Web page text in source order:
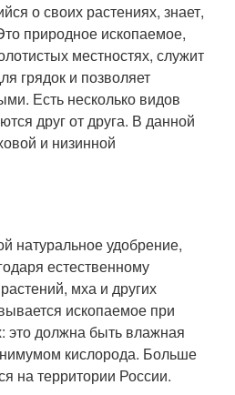
о своих растениях, знает,
природное ископаемое,
местностях, служит
грядок и позволяет
Есть несколько видов
друг от друга. В данной
и низинной
натуральное удобрение,
естественному
мха и других
ископаемое при
это должна быть влажная
кислорода. Больше
на территории России.